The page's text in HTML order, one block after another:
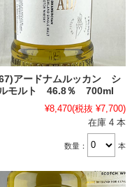
アードナムルッカン シ
モルト 46.8％ 700ml
¥8,470(税抜 ¥7,700)
在庫 4 本
数量： 本